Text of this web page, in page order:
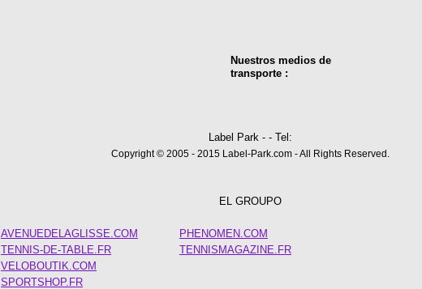
Nuestros medios de
transporte :
Label Park - - Tel:
Copyright © 2005 - 2015 Label-Park.com - All Rights Reserved.
EL GROUPO
AVENUEDELAGLISSE.COM
TENNIS-DE-TABLE.FR
VELOBOUTIK.COM
SPORTSHOP.FR
PHENOMEN.COM
TENNISMAGAZINE.FR